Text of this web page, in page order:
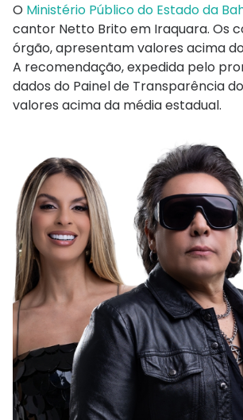
O Ministério Público do Estado da
cantor Netto Brito em Iraquara. Os
órgão, apresentam valores acima
A recomendação, expedida pelo
dados do Painel de Transparência
valores acima da média estadual.